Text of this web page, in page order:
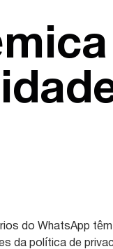
do WhatsApp
da política de